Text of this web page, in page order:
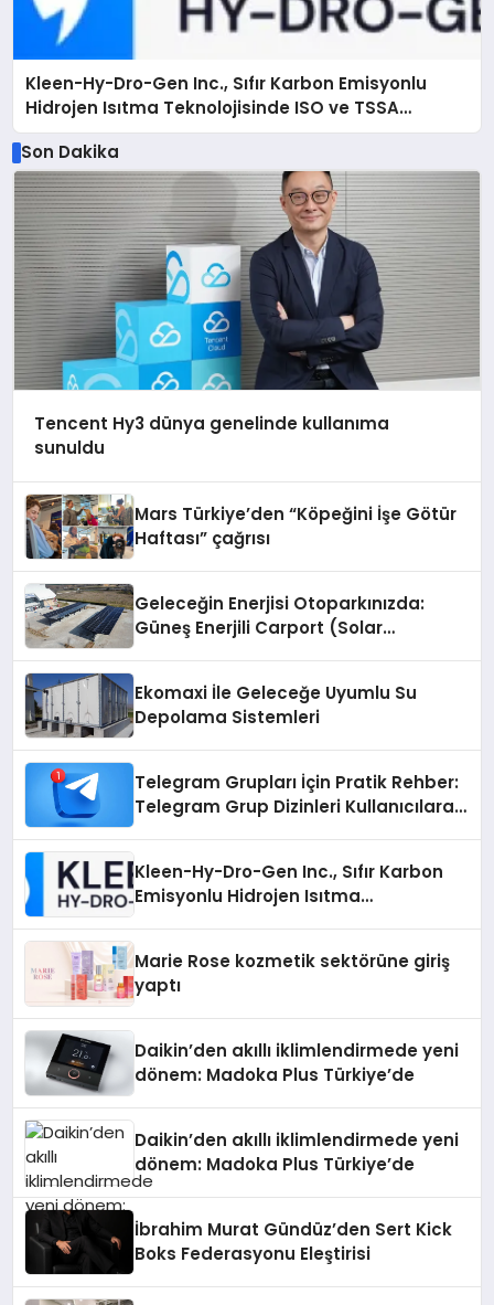
Kleen-Hy-Dro-Gen Inc., Sıfır Karbon Emisyonlu
Hidrojen Isıtma Teknolojisinde ISO ve TSSA
Düzenleyici Onaylarını Aldı
Son Dakika
Tencent Hy3 dünya genelinde kullanıma
sunuldu
Mars Türkiye’den “Köpeğini İşe Götür
Haftası” çağrısı
Geleceğin Enerjisi Otoparkınızda:
Güneş Enerjili Carport (Solar
Ekomaxi İle Geleceğe Uyumlu Su
Depolama Sistemleri
Telegram Grupları İçin Pratik Rehber:
Telegram Grup Dizinleri Kullanıcılara
Kleen-Hy-Dro-Gen Inc., Sıfır Karbon
Emisyonlu Hidrojen Isıtma
Marie Rose kozmetik sektörüne giriş
yaptı
Daikin’den akıllı iklimlendirmede yeni
dönem: Madoka Plus Türkiye’de
Daikin’den akıllı iklimlendirmede yeni
dönem: Madoka Plus Türkiye’de
İbrahim Murat Gündüz’den Sert Kick
Boks Federasyonu Eleştirisi